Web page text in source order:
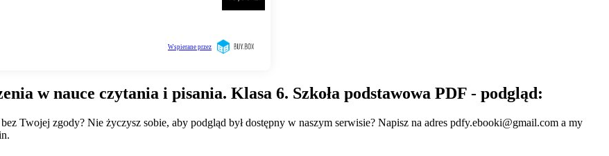
w nauce czytania i pisania. Klasa 6. Szkoła podstawowa PDF - podgląd:
Twojej zgody? Nie życzysz sobie, aby podgląd był dostępny w naszym serwisie? Napisz na adres pdfy.ebooki@gmail.com a my